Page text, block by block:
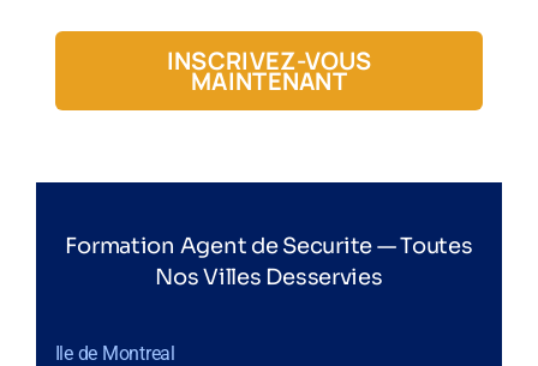
INSCRIVEZ-VOUS
MAINTENANT
Formation Agent de Securite — Toutes
Nos Villes Desservies
Ile de Montreal